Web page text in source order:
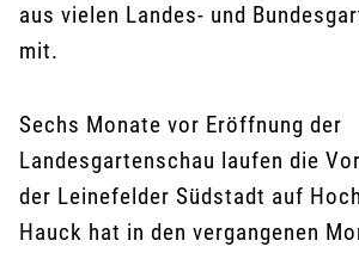
aus vielen Landes- und
mit.
Sechs Monate vor Eröffnung der
Landesgartenschau laufen die
der Leinefelder Südstadt auf
Hauck hat in den vergangenen